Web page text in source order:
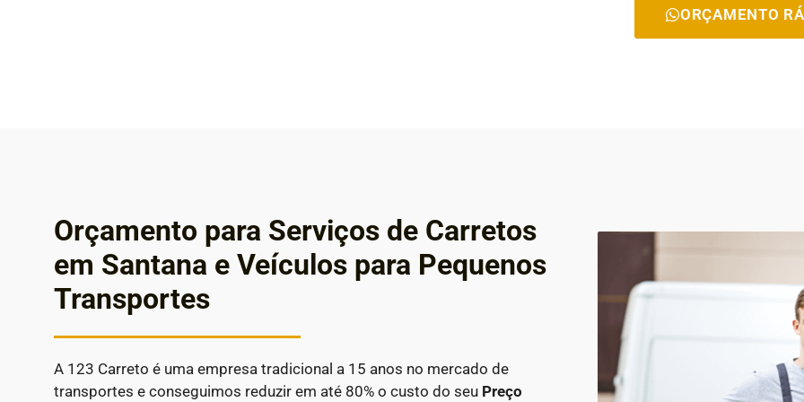
ORÇAMENTO
Orçamento para Serviços de Carretos
em Santana e Veículos para Pequenos
Transportes
A 123 Carreto é uma empresa tradicional a 15 anos no mercado de
transportes e conseguimos reduzir em até 80% o custo do seu Preço